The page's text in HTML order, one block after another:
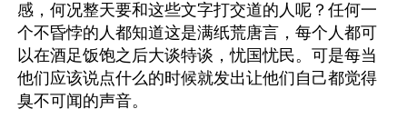
感，何况整天要和这些文字打交道的人呢？任何一
个不昏悖的人都知道这是满纸荒唐言，每个人都可
以在酒足饭饱之后大谈特谈，忧国忧民。可是每当
他们应该说点什么的时候就发出让他们自己都觉得
臭不可闻的声音。